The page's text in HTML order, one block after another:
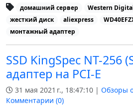
домашний сервер Western
жесткий диск
aliexpress
монтажный адаптер
SSD KingSpec NT-256
адаптер на PCI-E
31 мая 2021 г., 18:47:10 | Обзоры
Комментарии (0)